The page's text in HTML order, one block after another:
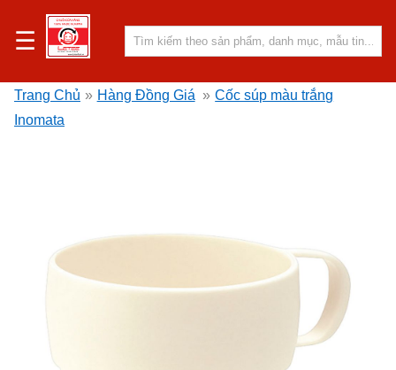
☰
Trang Chủ » Hàng Đồng Giá » Cốc súp màu trắng
Inomata